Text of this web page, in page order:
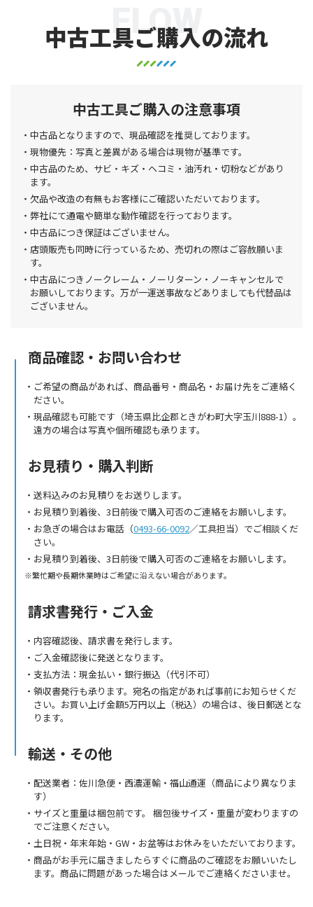
中古工具ご購入の流れ
FLOW
中古工具ご購入の注意事項
中古品となりますので、現品確認を推奨しております。
現物優先：写真と差異がある場合は現物が基準です。
中古品のため、サビ・キズ・ヘコミ・油汚れ・切粉などがあり
ます。
欠品や改造の有無もお客様にご確認いただいております。
弊社にて通電や簡単な動作確認を行っております。
中古品につき保証はございません。
店頭販売も同時に行っているため、売切れの際はご容赦願いま
す。
中古品につきノークレーム・ノーリターン・ノーキャンセルで
お願いしております。万が一運送事故などありましても代替品は
ございません。
商品確認・お問い合わせ
ご希望の商品があれば、商品番号・商品名・お届け先をご連絡く
ださい。
現品確認も可能です（埼玉県比企郡ときがわ町大字玉川888-1）。
遠方の場合は写真や個所確認も承ります。
お見積り・購入判断
送料込みのお見積りをお送りします。
お見積り到着後、3日前後で購入可否のご連絡をお願いします。
お急ぎの場合はお電話（0493-66-0092／工具担当）でご相談くだ
さい。
お見積り到着後、3日前後で購入可否のご連絡をお願いします。
繁忙期や長期休業時はご希望に沿えない場合があります。
請求書発行・ご入金
内容確認後、請求書を発行します。
ご入金確認後に発送となります。
支払方法：現金払い・銀行振込（代引不可）
領収書発行も承ります。宛名の指定があれば事前にお知らせくだ
さい。お買い上げ金額5万円以上（税込）の場合は、後日郵送とな
ります。
輸送・その他
配送業者：佐川急便・西濃運輸・福山通運（商品により異なりま
す）
サイズと重量は梱包前です。 梱包後サイズ・重量が変わりますの
でご注意ください。
土日祝・年末年始・GW・お盆等はお休みをいただいております。
商品がお手元に届きましたらすぐに商品のご確認をお願いいたし
ます。商品に問題があった場合はメールでご連絡くださいませ。